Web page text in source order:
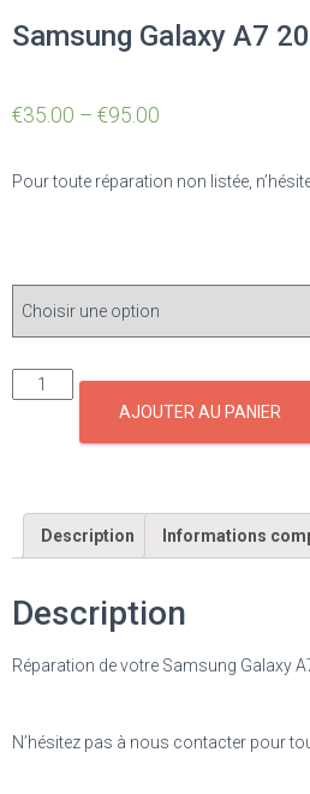
Samsung Galaxy A7
€35.00 – €95.00
Pour toute réparation non listée,
AJOUTER AU PANIER
Description Informations
Description
Réparation de votre Samsung Galaxy
N’hésitez pas à nous contacter pour